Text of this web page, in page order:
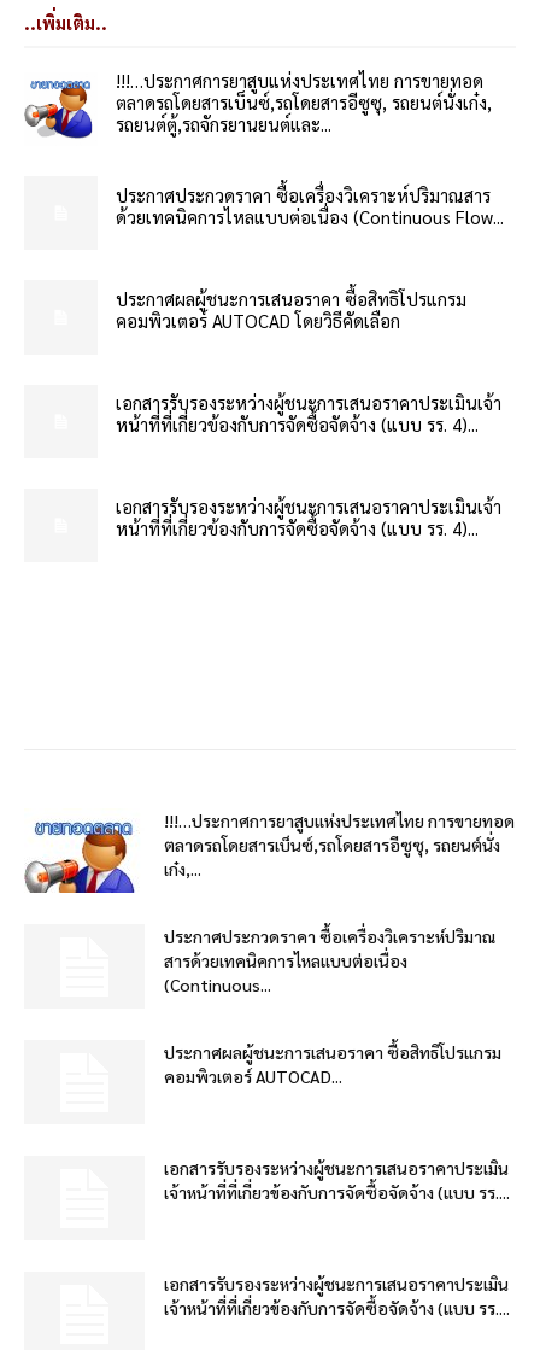
..เพิ่มเติม..
!!!…ประกาศการยาสูบแห่งประเทศไทย การขายทอด
ตลาดรถโดยสารเบ็นซ์,รถโดยสารอีซูซุ, รถยนต์นั่งเก๋ง,
รถยนต์ตู้,รถจักรยานยนต์และ...
ประกาศประกวดราคา ซื้อเครื่องวิเคราะห์ปริมาณสาร
ด้วยเทคนิคการไหลแบบต่อเนื่อง (Continuous Flow...
ประกาศผลผู้ชนะการเสนอราคา ซื้อสิทธิโปรแกรม
คอมพิวเตอร์ AUTOCAD โดยวิธีคัดเลือก
เอกสารรับรองระหว่างผู้ชนะการเสนอราคาประเมินเจ้า
หน้าที่ที่เกี่ยวข้องกับการจัดซื้อจัดจ้าง (แบบ รร. 4)...
เอกสารรับรองระหว่างผู้ชนะการเสนอราคาประเมินเจ้า
หน้าที่ที่เกี่ยวข้องกับการจัดซื้อจัดจ้าง (แบบ รร. 4)...
!!!…ประกาศการยาสูบแห่งประเทศไทย การขายทอด
ตลาดรถโดยสารเบ็นซ์,รถโดยสารอีซูซุ, รถยนต์นั่ง
เก๋ง,...
ประกาศประกวดราคา ซื้อเครื่องวิเคราะห์ปริมาณ
สารด้วยเทคนิคการไหลแบบต่อเนื่อง
(Continuous...
ประกาศผลผู้ชนะการเสนอราคา ซื้อสิทธิโปรแกรม
คอมพิวเตอร์ AUTOCAD...
เอกสารรับรองระหว่างผู้ชนะการเสนอราคาประเมิน
เจ้าหน้าที่ที่เกี่ยวข้องกับการจัดซื้อจัดจ้าง (แบบ รร....
เอกสารรับรองระหว่างผู้ชนะการเสนอราคาประเมิน
เจ้าหน้าที่ที่เกี่ยวข้องกับการจัดซื้อจัดจ้าง (แบบ รร....